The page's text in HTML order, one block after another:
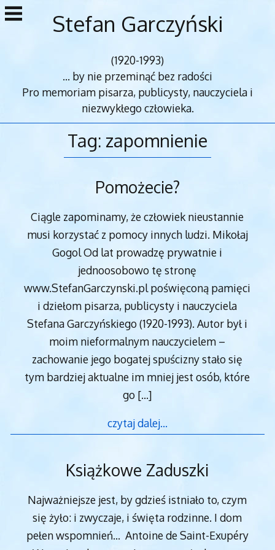
Przejdź
do
Stefan Garczyński
(1920-1993)
... by nie przeminąć bez radości
Pro memoriam pisarza, publicysty, nauczyciela i
niezwykłego człowieka.
Tag: zapomnienie
Pomożecie?
Ciągle zapominamy, że człowiek nieustannie
musi korzystać z pomocy innych ludzi. Mikołaj
Gogol Od lat prowadzę prywatnie i
jednoosobowo tę stronę
www.StefanGarczynski.pl poświęconą pamięci
i dziełom pisarza, publicysty i nauczyciela
Stefana Garczyńskiego (1920-1993). Autor był i
moim nieformalnym nauczycielem –
zachowanie jego bogatej spuścizny stało się
tym bardziej aktualne im mniej jest osób, które
go […]
czytaj dalej…
Książkowe Zaduszki
Najważniejsze jest, by gdzieś istniało to, czym
się żyło: i zwyczaje, i święta rodzinne. I dom
pełen wspomnień… Antoine de Saint-Exupéry